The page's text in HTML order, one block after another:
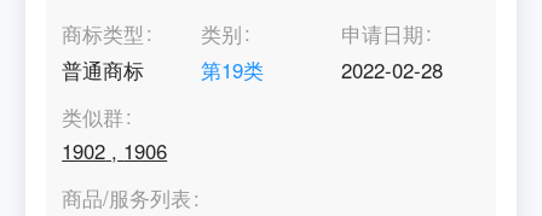
商标类型
普通商标
类别
第19类
申请日期
2022-02-28
类似群
1902 , 1906
商品/服务列表